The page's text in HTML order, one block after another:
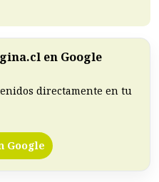
en Google
directamente en tu
Google